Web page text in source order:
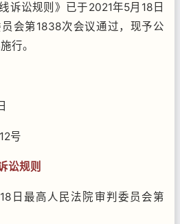
讼规则》已于2021年5月18日
会第1838次会议通过，现予公
行。
号
讼规则
最高人民法院审判委员会第